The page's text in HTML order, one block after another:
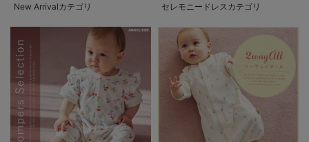
New Arrivalカテゴリ セレモニードレスカテゴリ